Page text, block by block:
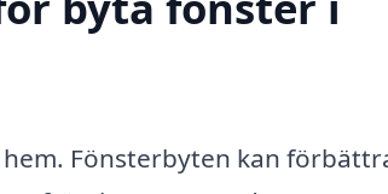
Fönsterbyten kan